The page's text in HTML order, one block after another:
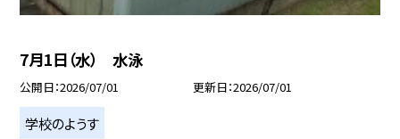
7月1日（水） 水泳
公開日 2026/07/01 更新日 2026/07/01
学校のようす